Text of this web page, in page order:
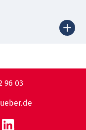
96 03